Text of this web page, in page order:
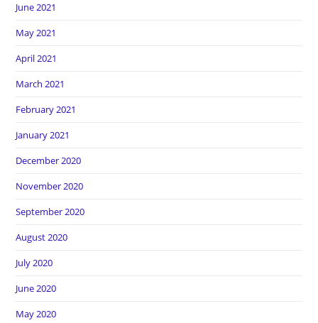
June 2021
May 2021
April 2021
March 2021
February 2021
January 2021
December 2020
November 2020
September 2020
August 2020
July 2020
June 2020
May 2020